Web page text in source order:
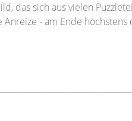
das sich aus vielen
- am Ende